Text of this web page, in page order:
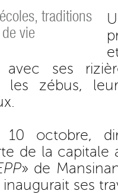
traditions
vie
avec ses
les zébus,
10 octobre,
de la capitale
» de
ses